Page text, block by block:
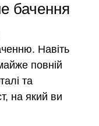
бачення
Навіть
повній
та
на який ви